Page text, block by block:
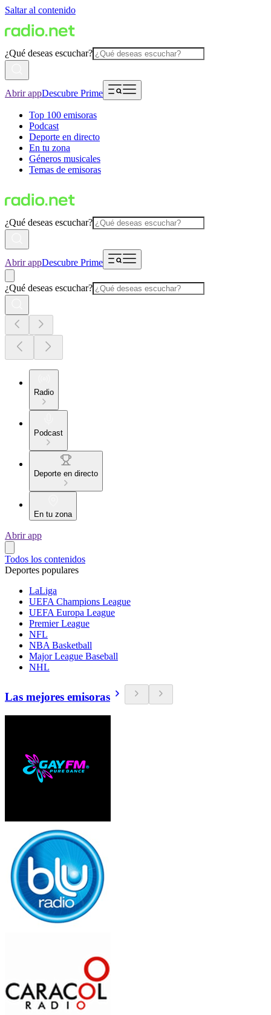
Saltar al contenido
¿Qué deseas escuchar?
Abrir appDescubre Prime
Top 100 emisoras
Podcast
Deporte en directo
En tu zona
Géneros musicales
Temas de emisoras
¿Qué deseas escuchar?
Abrir appDescubre Prime
¿Qué deseas escuchar?
Radio
Podcast
Deporte en directo
En tu zona
Abrir app
Todos los contenidos
Deportes populares
LaLiga
UEFA Champions League
UEFA Europa League
Premier League
NFL
NBA Basketball
Major League Baseball
NHL
Las mejores emisoras